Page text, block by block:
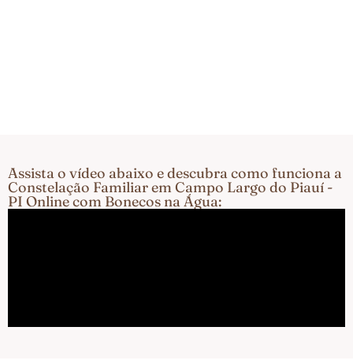
Assista o vídeo abaixo e descubra como funciona a
Constelação Familiar em Campo Largo do Piauí -
PI Online com Bonecos na Água: